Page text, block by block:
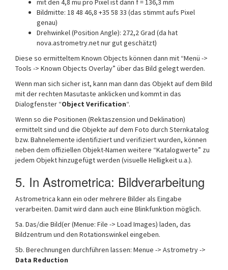
mit den 4,8 mu pro Pixel ist dann f = 136,3 mm
Bildmitte: 18 48 46,8 +35 58 33 (das stimmt aufs Pixel
genau)
Drehwinkel (Position Angle): 272,2 Grad (da hat
nova.astrometry.net nur gut geschätzt)
Diese so ermitteltem Known Objects können dann mit “Menü ->
Tools -> Known Objects Overlay” über das Bild gelegt werden.
Wenn man sich sicher ist, kann man dann das Objekt auf dem Bild
mit der rechten Masutaste anklicken und kommt in das
Dialogfenster “Object Verification“.
Wenn so die Positionen (Rektaszension und Deklination)
ermittelt sind und die Objekte auf dem Foto durch Sternkatalog
bzw. Bahnelemente identifiziert und verifiziert wurden, können
neben dem offiziellen Objekt-Namen weitere “Katalogwerte” zu
jedem Objekt hinzugefügt werden (visuelle Helligkeit u.a.).
5. In Astrometrica: Bildverarbeitung
Astrometrica kann ein oder mehrere Bilder als Eingabe
verarbeiten. Damit wird dann auch eine Blinkfunktion möglich.
5a. Das/die Bild(er (Menue: File -> Load Images) laden, das
Bildzentrum und den Rotationswinkel eingeben.
5b. Berechnungen durchführen lassen: Menue -> Astrometry ->
Data Reduction